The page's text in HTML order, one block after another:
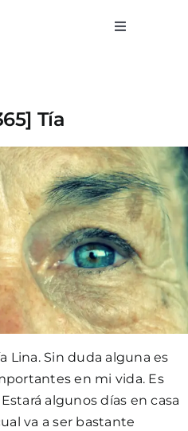
Toggle
Tía
Lina. Sin duda alguna es
en mi vida. Es
algunos días en casa
va a ser bastante